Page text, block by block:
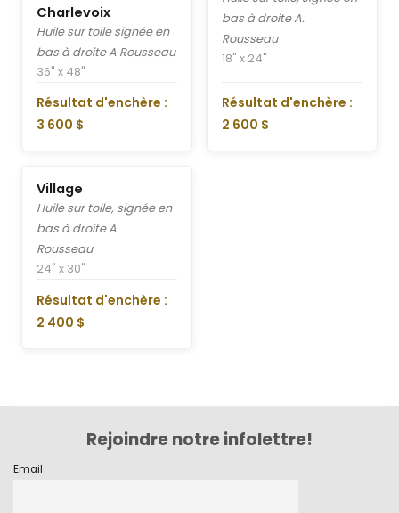
Charlevoix
Huile sur toile signée en
bas à droite A Rousseau
36" x 48"
Résultat d'enchère :
3 600 $
bas à droite A.
Rousseau
18" x 24"
Résultat d'enchère :
2 600 $
Village
Huile sur toile, signée en
bas à droite A.
Rousseau
24" x 30"
Résultat d'enchère :
2 400 $
Rejoindre notre infolettre!
Email